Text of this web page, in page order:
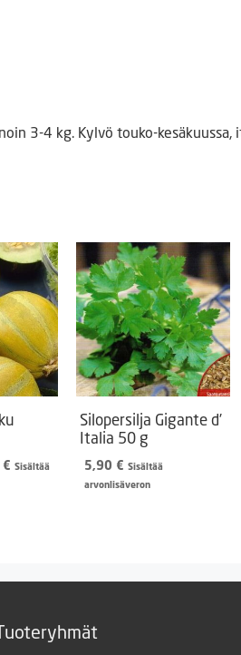
3-4 kg. Kylvö touko-
€ Hintaluokka:
Sisältää
Silopersilja Gigante d’
Italia 50 g
5,90 € Sisältää
arvonlisäveron